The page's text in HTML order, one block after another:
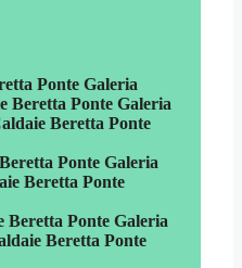
Ponte Galeria
Beretta Ponte Galeria
Beretta Ponte
Ponte Galeria
Beretta Ponte
Beretta Ponte Galeria
Beretta Ponte